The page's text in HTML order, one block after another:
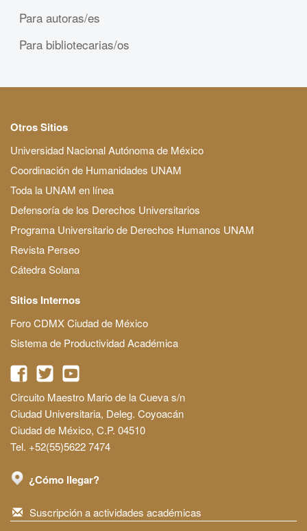
Para autoras/es
Para bibliotecarias/os
Otros Sitios
Universidad Nacional Autónoma de México
Coordinación de Humanidades UNAM
Toda la UNAM en línea
Defensoría de los Derechos Universitarios
Programa Universitario de Derechos Humanos UNAM
Revista Perseo
Cátedra Solana
Sitios Internos
Foro CDMX Ciudad de México
Sistema de Productividad Académica
Circuito Maestro Mario de la Cueva s/n
Ciudad Universitaria, Deleg. Coyoacán
Ciudad de México, C.P. 04510
Tel. +52(55)5622 7474
¿Cómo llegar?
Suscripción a actividades académicas